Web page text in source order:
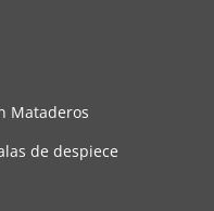
Mataderos
de despiece